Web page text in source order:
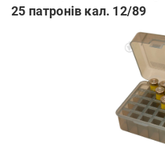
25 патронів кал. 12/89